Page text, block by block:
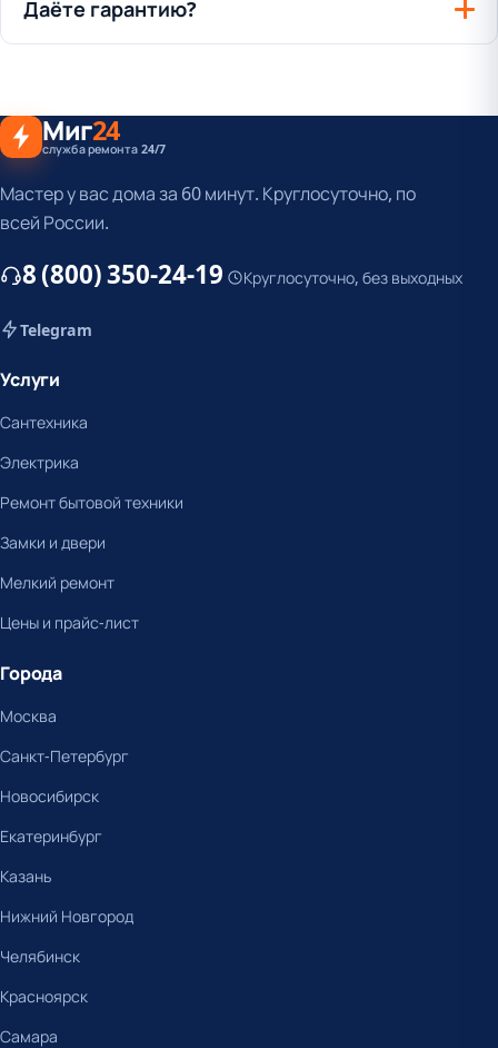
Даёте гарантию?
Миг24
служба ремонта 24/7
Мастер у вас дома за 60 минут. Круглосуточно, по
всей России.
8 (800) 350-24-19 Круглосуточно, без выходных
Telegram
Услуги
Сантехника
Электрика
Ремонт бытовой техники
Замки и двери
Мелкий ремонт
Цены и прайс-лист
Города
Москва
Санкт-Петербург
Новосибирск
Екатеринбург
Казань
Нижний Новгород
Челябинск
Красноярск
Самара